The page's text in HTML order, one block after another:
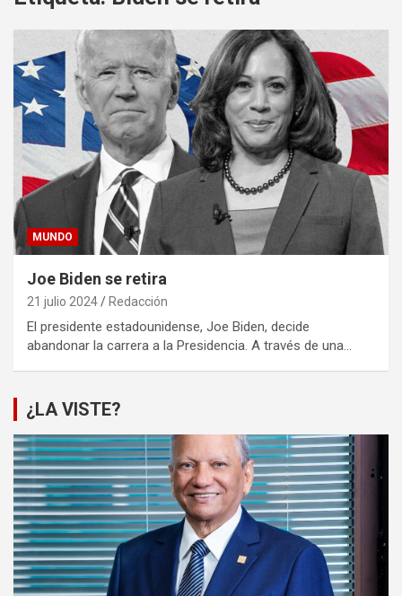
MUNDO
Joe Biden se retira
21 julio 2024 Redacción
El presidente estadounidense, Joe Biden, decide
abandonar la carrera a la Presidencia. A través de una…
¿LA VISTE?